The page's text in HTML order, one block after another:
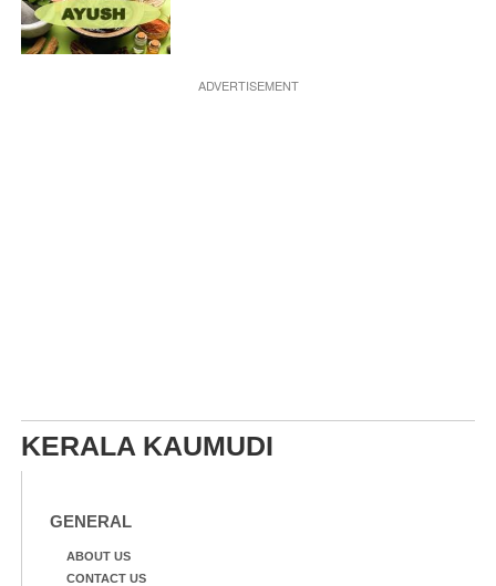
ADVERTISEMENT
KERALA KAUMUDI
GENERAL
ABOUT US
CONTACT US